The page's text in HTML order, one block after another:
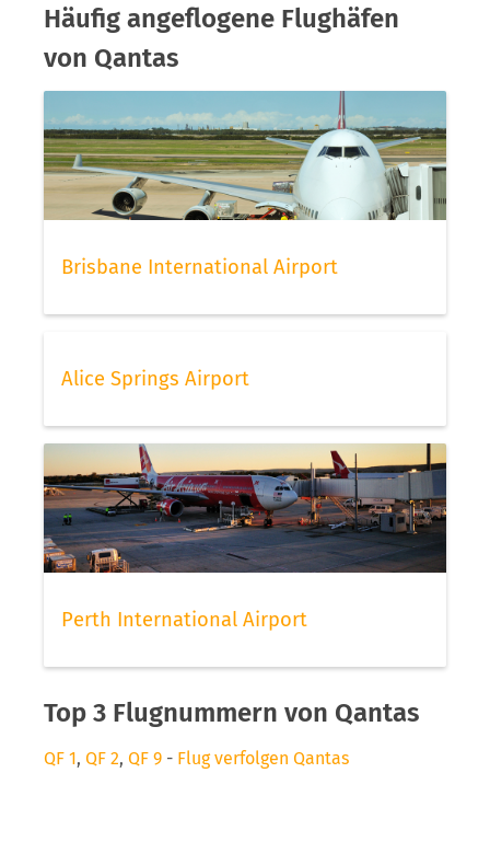
Häufig angeflogene Flughäfen
von Qantas
Brisbane International Airport
Alice Springs Airport
Perth International Airport
Top 3 Flugnummern von Qantas
QF 1, QF 2, QF 9 - Flug verfolgen Qantas